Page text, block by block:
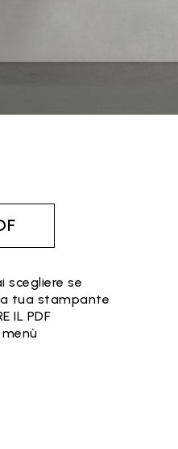
scegliere se
tua stampante
IL PDF